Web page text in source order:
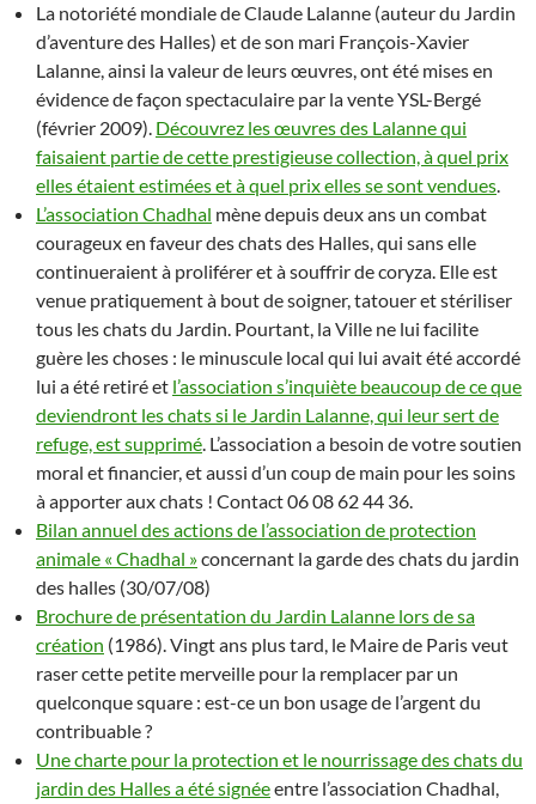
La notoriété mondiale de Claude Lalanne (auteur du Jardin
d’aventure des Halles) et de son mari François-Xavier
Lalanne, ainsi la valeur de leurs œuvres, ont été mises en
évidence de façon spectaculaire par la vente YSL-Bergé
(février 2009). Découvrez les œuvres des Lalanne qui
faisaient partie de cette prestigieuse collection, à quel prix
elles étaient estimées et à quel prix elles se sont vendues.
L’association Chadhal mène depuis deux ans un combat
courageux en faveur des chats des Halles, qui sans elle
continueraient à proliférer et à souffrir de coryza. Elle est
venue pratiquement à bout de soigner, tatouer et stériliser
tous les chats du Jardin. Pourtant, la Ville ne lui facilite
guère les choses : le minuscule local qui lui avait été accordé
lui a été retiré et l’association s’inquiète beaucoup de ce que
deviendront les chats si le Jardin Lalanne, qui leur sert de
refuge, est supprimé. L’association a besoin de votre soutien
moral et financier, et aussi d’un coup de main pour les soins
à apporter aux chats ! Contact 06 08 62 44 36.
Bilan annuel des actions de l’association de protection
animale « Chadhal »concernant la garde des chats du jardin
des halles (30/07/08)
Brochure de présentation du Jardin Lalanne lors de sa
création (1986). Vingt ans plus tard, le Maire de Paris veut
raser cette petite merveille pour la remplacer par un
quelconque square : est-ce un bon usage de l’argent du
contribuable ?
Une charte pour la protection et le nourrissage des chats du
jardin des Halles a été signéeentre l’association Chadhal,